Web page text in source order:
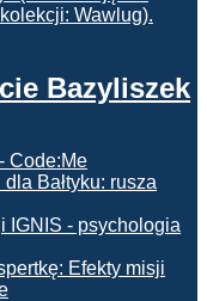
Bazyliszek
Bałtyku: rusza
Efekty misji